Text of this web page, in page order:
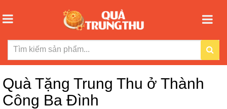
Quà Tặng Trung Thu ở Thành
Công Ba Đình